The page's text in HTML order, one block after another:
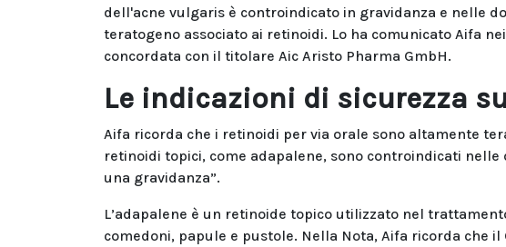
dell'acne vulgaris è controindicato in gravidanza e nelle
teratogeno associato ai retinoidi. Lo ha comunicato Aifa
concordata con il titolare Aic Aristo Pharma GmbH.
Le indicazioni di sicurezza
Aifa ricorda che i retinoidi per via orale sono altamente
retinoidi topici, come adapalene, sono controindicati
una gravidanza”.
L’adapalene è un retinoide topico utilizzato nel
comedoni, papule e pustole. Nella Nota, Aifa ricorda che